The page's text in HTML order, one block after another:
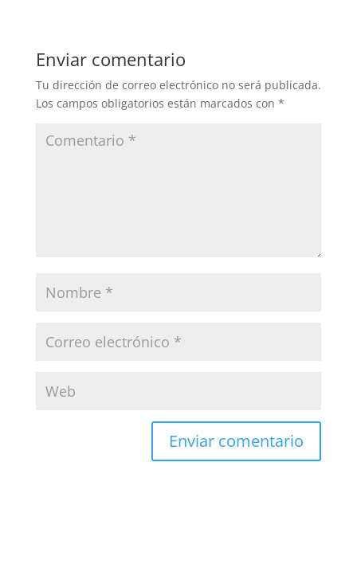
Enviar comentario
Tu dirección de correo electrónico no será publicada.
Los campos obligatorios están marcados con *